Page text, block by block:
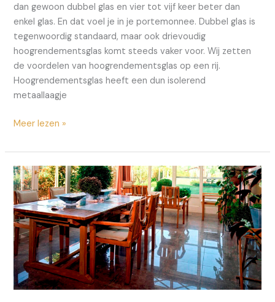
dan gewoon dubbel glas en vier tot vijf keer beter dan
enkel glas. En dat voel je in je portemonnee. Dubbel glas is
tegenwoordig standaard, maar ook drievoudig
hoogrendementsglas komt steeds vaker voor. Wij zetten
de voordelen van hoogrendementsglas op een rij.
Hoogrendementsglas heeft een dun isolerend
metaallaagje
Wat
de
voordelen
van
een
veranda
met
hoogrendementsglas?
Meer lezen »